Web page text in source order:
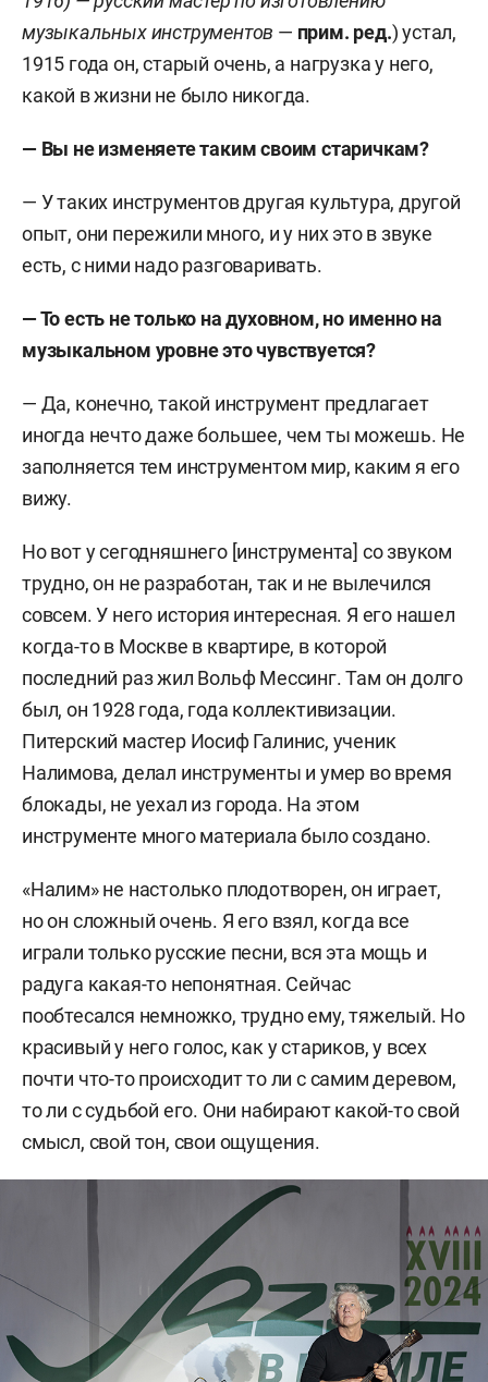
музыкальных инструментов — прим. ред.)устал,
1915 года он, старый очень, а нагрузка у него,
какой в жизни не было никогда.
— Вы не изменяете таким своим старичкам?
— У таких инструментов другая культура, другой
опыт, они пережили много, и у них это в звуке
есть, с ними надо разговаривать.
— То есть не только на духовном, но именно на
музыкальном уровне это чувствуется?
— Да, конечно, такой инструмент предлагает
иногда нечто даже большее, чем ты можешь. Не
заполняется тем инструментом мир, каким я его
вижу.
Но вот у сегодняшнего [инструмента] со звуком
трудно, он не разработан, так и не вылечился
совсем. У него история интересная. Я его нашел
когда-то в Москве в квартире, в которой
последний раз жил Вольф Мессинг.Там он долго
был, он 1928 года, года коллективизации.
Питерский мастер Иосиф Галинис, ученик
Налимова, делал инструменты и умер во время
блокады, не уехал из города. На этом
инструменте много материала было создано.
«Налим» не настолько плодотворен, он играет,
но он сложный очень. Я его взял, когда все
играли только русские песни, вся эта мощь и
радуга какая-то непонятная. Сейчас
пообтесался немножко, трудно ему, тяжелый. Но
красивый у него голос, как у стариков, у всех
почти что-то происходит то ли с самим деревом,
то ли с судьбой его. Они набирают какой-то свой
смысл, свой тон, свои ощущения.